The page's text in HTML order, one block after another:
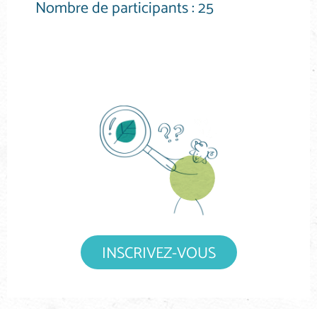
Nombre de participants :25
INSCRIVEZ-VOUS